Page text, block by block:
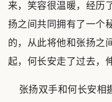
来，笑容很温暖，经历
扬之间共同拥有了一个
的，从此将他和张扬之
起，何长安走了过去，
张扬双手和何长安相